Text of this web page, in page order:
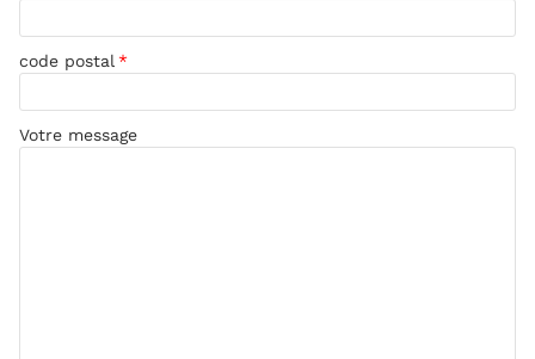
code postal *
Votre message